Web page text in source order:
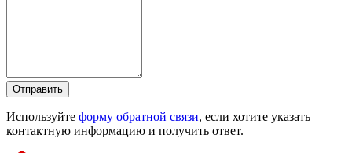
Отправить
Используйте форму обратной связи, если хотите указать
контактную информацию и получить ответ.